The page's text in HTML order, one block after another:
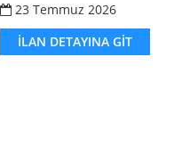
23 Temmuz 2026
İLAN DETAYINA GIT